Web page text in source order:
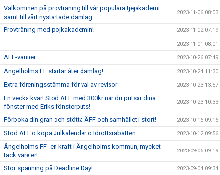
Välkommen på provträning till vår populära tjejakademi
samt till vårt nystartade damlag.
2023-11-06 08:03
Provträning med pojkakademin! 2023-11-02 07:19
2023-11-01 08:01
ÄFF-vänner 2023-10-26 07:49
Ängelholms FF startar åter damlag! 2023-10-24 11:30
Extra föreningsstämma för val av revisor 2023-10-23 13:57
En vecka kvar! Stöd ÄFF med 300kr när du putsar dina
fönster med Eriks fönsterputs!
2023-10-23 10:33
Förboka din gran och stötta ÄFF och samhället i stort! 2023-10-16 09:16
Stöd ÄFF o köpa Julkalender o Idrottsrabatten 2023-10-12 09:56
Ängelholms FF- en kraft i Ängelholms kommun, mycket
tack vare er!
2023-09-06 09:19
Stor spänning på Deadline Day! 2023-09-04 09:34